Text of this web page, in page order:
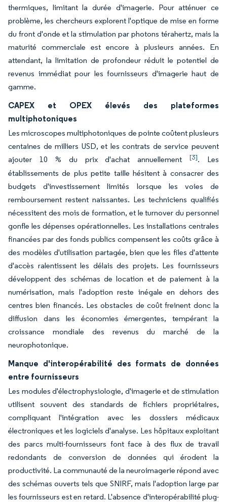
thermiques, limitant la durée d'imagerie. Pour atténuer ce
problème, les chercheurs explorent l'optique de mise en forme
du front d'onde et la stimulation par photons térahertz, mais la
maturité commerciale est encore à plusieurs années. En
attendant, la limitation de profondeur réduit le potentiel de
revenus immédiat pour les fournisseurs d'imagerie haut de
gamme.
CAPEX et OPEX élevés des plateformes
multiphotoniques
Les microscopes multiphotoniques de pointe coûtent plusieurs
centaines de milliers USD, et les contrats de service peuvent
ajouter 10 % du prix d'achat annuellement[3]. Les
établissements de plus petite taille hésitent à consacrer des
budgets d'investissement limités lorsque les voies de
remboursement restent naissantes. Les techniciens qualifiés
nécessitent des mois de formation, et le turnover du personnel
gonfle les dépenses opérationnelles. Les installations centrales
financées par des fonds publics compensent les coûts grâce à
des modèles d'utilisation partagée, bien que les files d'attente
d'accès ralentissent les délais des projets. Les fournisseurs
développent des schémas de location et de paiement à la
numérisation, mais l'adoption reste inégale en dehors des
centres bien financés. Les obstacles de coût freinent donc la
diffusion dans les économies émergentes, tempérant la
croissance mondiale des revenus du marché de la
neurophotonique.
Manque d'interopérabilité des formats de données
entre fournisseurs
Les modules d'électrophysiologie, d'imagerie et de stimulation
utilisent souvent des standards de fichiers propriétaires,
compliquant l'intégration avec les dossiers médicaux
électroniques et les logiciels d'analyse. Les hôpitaux exploitant
des parcs multi-fournisseurs font face à des flux de travail
redondants de conversion de données qui érodent la
productivité. La communauté de la neuroimagerie répond avec
des schémas ouverts tels que SNIRF, mais l'adoption large par
les fournisseurs est en retard. L'absence d'interopérabilité plug-